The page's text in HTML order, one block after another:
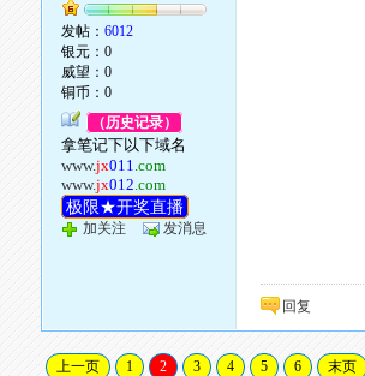
发帖：6012
银元：0
威望：0
铜币：0
（历史记录）
拿笔记下以下域名
www.jx011.com
www.jx012.com
极限★开奖直播
加关注 发消息
回复
上一页 1 2 3 4 5 6 末页